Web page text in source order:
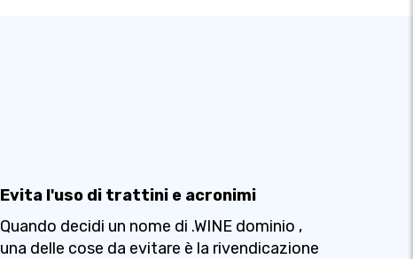
Evita l'uso di trattini e acronimi
Quando decidi un nome di .WINE dominio ,
una delle cose da evitare è la rivendicazione